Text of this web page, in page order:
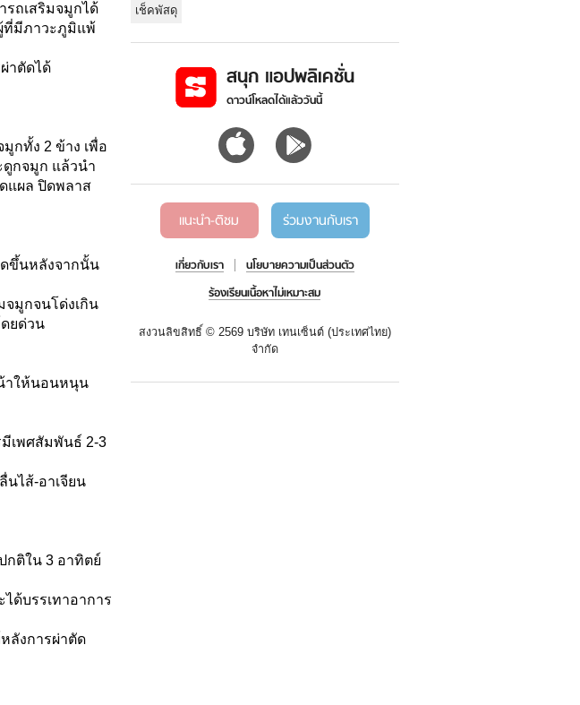
ถเสริมจมูกได้
ที่มีภาวะภูมิแพ้
าตัดได้
กทั้ง 2 ข้าง เพื่อ
ดูกจมูก แล้วนำ
แผล ปิดพลาส
ดขึ้นหลังจากนั้น
จมูกจนโด่งเกิน
ยด่วน
าให้นอนหนุน
มีเพศสัมพันธ์ 2-3
ไส้-อาเจียน
กติใน 3 อาทิตย์
ด้บรรเทาอาการ
ลังการผ่าตัด
เช็คพัสดุ
สนุก แอปพลิเคชั่น
ดาวน์โหลดได้แล้ววันนี้
แนะนำ-ติชม ร่วมงานกับเรา
เกี่ยวกับเรา
นโยบายความเป็นส่วนตัว
ร้องเรียนเนื้อหาไม่เหมาะสม
สงวนลิขสิทธิ์ © 2569 บริษัท เทนเซ็นต์ (ประเทศไทย)
จำกัด